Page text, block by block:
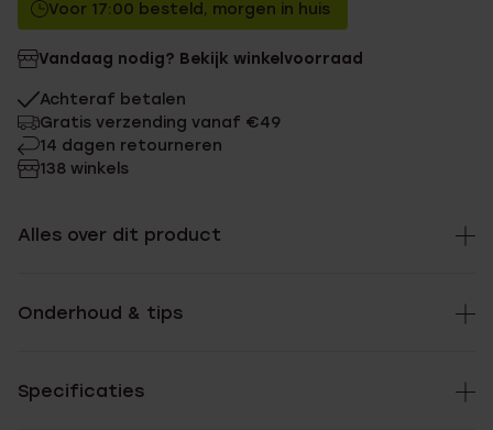
Voor 17:00 besteld, morgen in huis
Vandaag nodig? Bekijk winkelvoorraad
Achteraf betalen
Gratis verzending vanaf €49
14 dagen retourneren
138 winkels
Alles over dit product
Onderhoud & tips
Specificaties